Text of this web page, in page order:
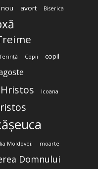
avort Biserica
Copii
copil
Hristos Icoana
Moldovei; moarte
Domnului